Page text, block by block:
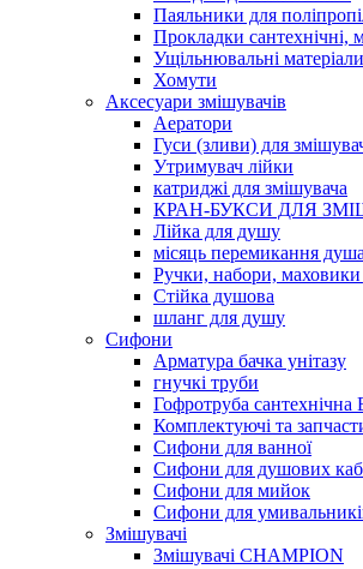
Паяльники для
Прокладки сантехнічні,
Ущільнювальні матеріали
Хомути
Аксесуари змішувачів
Аератори
Гуси (зливи) для
Утримувач лійки
катриджі для змішувача
КРАН-БУКСИ ДЛЯ
Лійка для душу
місяць перемикання душа
Ручки, набори, маховики
Стійка душова
шланг для душу
Сифони
Арматура бачка унітазу
гнучкі труби
Гофротруба сантехнічна
Комплектуючі та
Сифони для ванної
Сифони для душових
Сифони для мийок
Сифони для
Змішувачі
Змішувачі CHAMPION